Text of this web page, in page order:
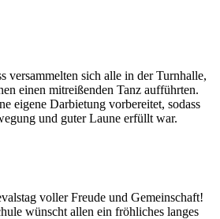
versammelten sich alle in der Turnhalle,
einen mitreißenden Tanz aufführten.
eigene Darbietung vorbereitet, sodass
und guter Laune erfüllt war.
voller Freude und Gemeinschaft!
wünscht allen ein fröhliches langes